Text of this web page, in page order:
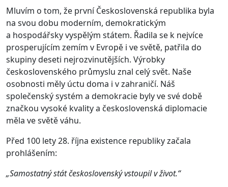
Mluvím o tom, že první Československá republika byla
na svou dobu moderním, demokratickým
a hospodářsky vyspělým státem. Řadila se k nejvíce
prosperujícím zemím v Evropě i ve světě, patřila do
skupiny deseti nejrozvinutějších. Výrobky
československého průmyslu znal celý svět. Naše
osobnosti měly úctu doma i v zahraničí. Náš
společenský systém a demokracie byly ve své době
značkou vysoké kvality a československá diplomacie
měla ve světě váhu.
Před 100 lety 28. října existence republiky začala
prohlášením:
„Samostatný stát československý vstoupil v život.“